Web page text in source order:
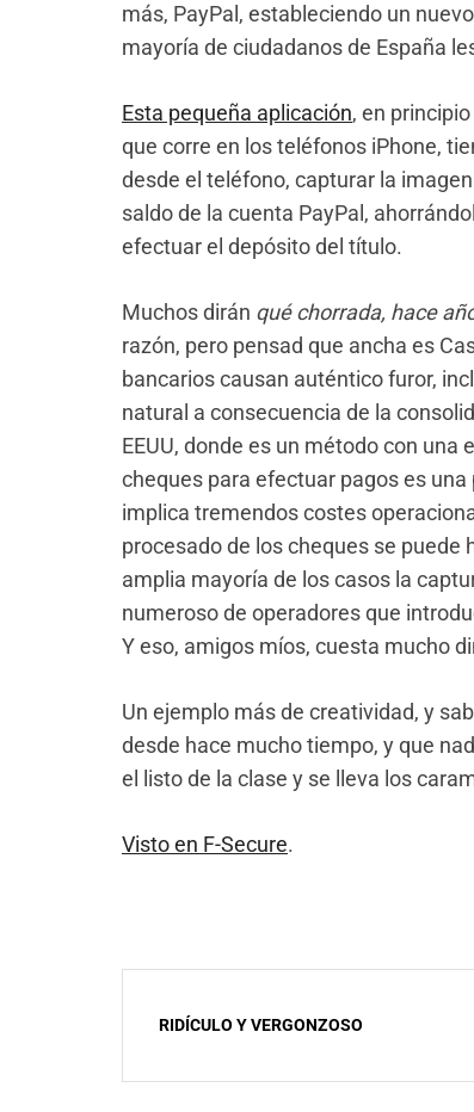
más, PayPal, estableciendo un
mayoría de ciudadanos de España
Esta pequeña aplicación, en
que corre en los teléfonos iPhone,
desde el teléfono, capturar la
saldo de la cuenta PayPal,
efectuar el depósito del título.
Muchos dirán qué chorrada, hace
razón, pero pensad que ancha es
bancarios causan auténtico furor,
natural a consecuencia de la
EEUU, donde es un método con
cheques para efectuar pagos es
implica tremendos costes
procesado de los cheques se puede
amplia mayoría de los casos la
numeroso de operadores que
Y eso, amigos míos, cuesta mucho
Un ejemplo más de creatividad, y
desde hace mucho tiempo, y que
el listo de la clase y se lleva los
Visto en F-Secure.
entradas
RIDÍCULO Y VERGONZOSO